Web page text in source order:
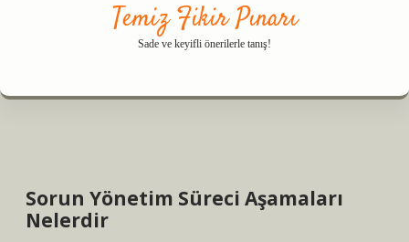
Temiz Fikir Pınarı
Sade ve keyifli önerilerle tanış!
Sorun Yönetim Süreci Aşamaları
Nelerdir